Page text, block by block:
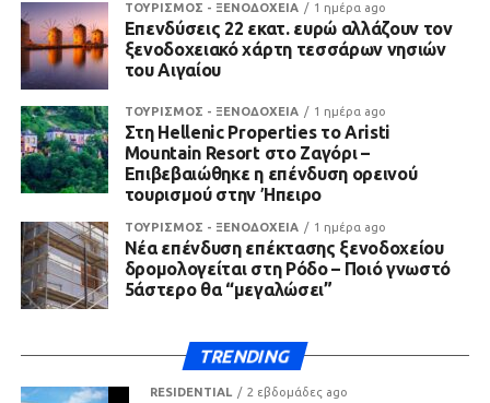
ΤΟΥΡΙΣΜΟΣ - ΞΕΝΟΔΟΧΕΙΑ 1 ημέρα ago
Επενδύσεις 22 εκατ. ευρώ αλλάζουν τον
ξενοδοχειακό χάρτη τεσσάρων νησιών
του Αιγαίου
ΤΟΥΡΙΣΜΟΣ - ΞΕΝΟΔΟΧΕΙΑ 1 ημέρα ago
Στη Hellenic Properties το Aristi
Mountain Resort στο Ζαγόρι –
Επιβεβαιώθηκε η επένδυση ορεινού
τουρισμού στην Ήπειρο
ΤΟΥΡΙΣΜΟΣ - ΞΕΝΟΔΟΧΕΙΑ 1 ημέρα ago
Νέα επένδυση επέκτασης ξενοδοχείου
δρομολογείται στη Ρόδο – Ποιό γνωστό
5άστερο θα “μεγαλώσει”
TRENDING
RESIDENTIAL 2 εβδομάδες ago